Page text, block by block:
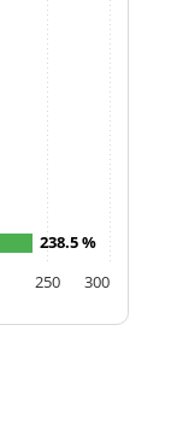
238.5 %
250 300